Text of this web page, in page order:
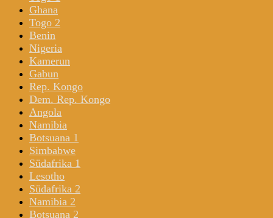
Ghana
Togo 2
Benin
Nigeria
Kamerun
Gabun
Rep. Kongo
Dem. Rep. Kongo
Angola
Namibia
Botsuana 1
Simbabwe
Südafrika 1
Lesotho
Südafrika 2
Namibia 2
Botsuana 2